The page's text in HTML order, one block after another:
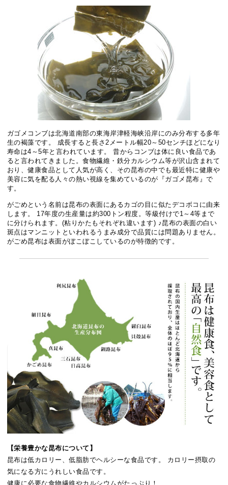
ガゴメコンブは北海道南部の東海岸津軽海峡沿岸にのみ分布する多年
生の褐藻です。 成長すると長さ2メートル幅20～50センチほどになり
寿命は4～5年と言われています。 昔からコンブは体に良い食品であ
ると言われてきました。食物繊維・鉄分カルシウム等が沢山含まれて
おり、健康食品として人気が高く、その昆布の中でも最近特に健康や
美容に気を配る人々の熱い視線を集めているのが『ガゴメ昆布』で
す。
がごめという名前は昆布の表面にあるカゴの目に似たデコボコに由来
します。 17年度の生産量は約300トン程度。等級付けで1～4等まで
に分けられます。(粘りかたもそれぞれ違います) ♪昆布の表面の白い
斑点はマンニットといわれるうまみ成分で品質には問題ありません。
がごめ昆布は表面がぼこぼこしているのが特徴的です。
【栄養豊かな昆布について】
昆布は低カロリー、低脂肪でヘルシーな食品です。 カロリー摂取の
気になる方にうれしい食品です。
健康に必要な食物繊維やカルシウムがたっぷり！